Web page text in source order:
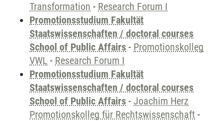
Transformation - Research Forum I
Promotionsstudium Fakultät
Staatswissenschaften / doctoral courses
School of Public Affairs - Promotionskolleg
VWL - Research Forum I
Promotionsstudium Fakultät
Staatswissenschaften / doctoral courses
School of Public Affairs - Joachim Herz
Promotionskolleg für Rechtswissenschaft -